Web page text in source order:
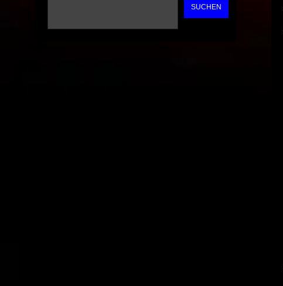
SUCHEN